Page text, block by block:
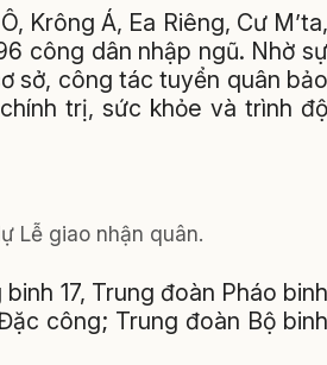
Krông Á, Ea Riêng, Cư M’ta,
công dân nhập ngũ. Nhờ sự
sở, công tác tuyển quân bảo
trị, sức khỏe và trình độ
Lễ giao nhận quân.
17, Trung đoàn Pháo binh
công; Trung đoàn Bộ binh